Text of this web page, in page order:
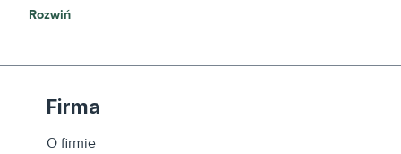
Rozwiń
Firma
O firmie